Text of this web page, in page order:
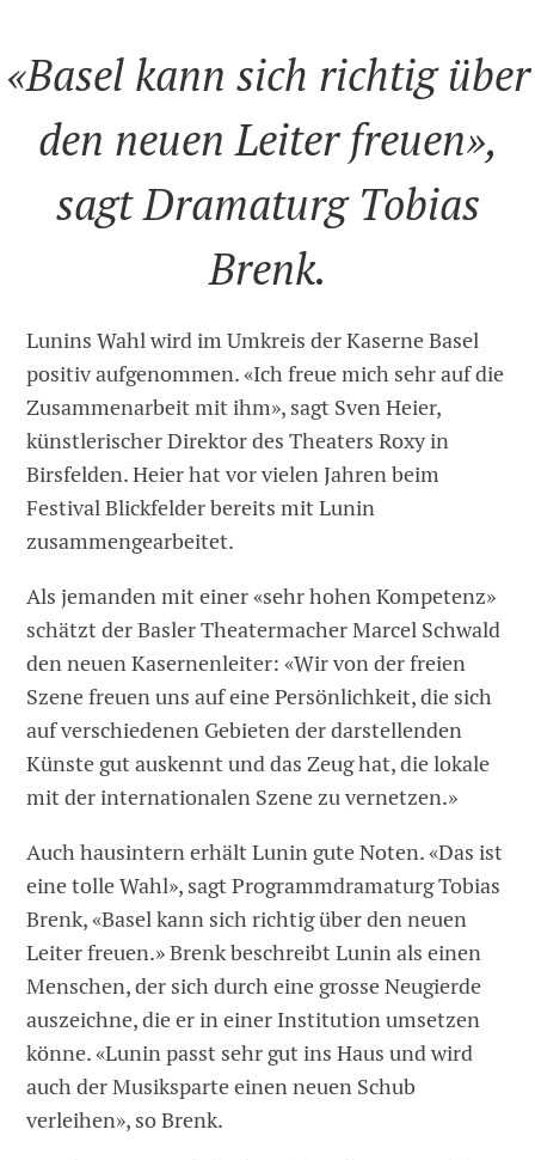
«Basel kann sich richtig über
den neuen Leiter freuen»,
sagt Dramaturg Tobias
Brenk.
Lunins Wahl wird im Umkreis der Kaserne Basel
positiv aufgenommen. «Ich freue mich sehr auf die
Zusammenarbeit mit ihm», sagt Sven Heier,
künstlerischer Direktor des Theaters Roxy in
Birsfelden. Heier hat vor vielen Jahren beim
Festival Blickfelder bereits mit Lunin
zusammengearbeitet.
Als jemanden mit einer «sehr hohen Kompetenz»
schätzt der Basler Theatermacher Marcel Schwald
den neuen Kasernenleiter: «Wir von der freien
Szene freuen uns auf eine Persönlichkeit, die sich
auf verschiedenen Gebieten der darstellenden
Künste gut auskennt und das Zeug hat, die lokale
mit der internationalen Szene zu vernetzen.»
Auch hausintern erhält Lunin gute Noten. «Das ist
eine tolle Wahl», sagt Programmdramaturg Tobias
Brenk, «Basel kann sich richtig über den neuen
Leiter freuen.» Brenk beschreibt Lunin als einen
Menschen, der sich durch eine grosse Neugierde
auszeichne, die er in einer Institution umsetzen
könne. «Lunin passt sehr gut ins Haus und wird
auch der Musiksparte einen neuen Schub
verleihen», so Brenk.